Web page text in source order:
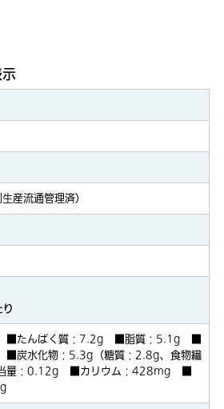
産流通管理済）
■たんぱく質：7.2g ■脂質：5.1g ■
炭水化物：5.3g（糖質：2.8g、食物繊
量：0.12g ■カリウム：428mg ■